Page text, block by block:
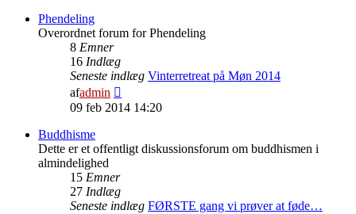
Phendeling
Overordnet forum for Phendeling
8 Emner
16 Indlæg
Seneste indlæg Vinterretreat på Møn 2014
afadmin
det
09 feb 2014 14:20
Buddhisme
Dette er et offentligt diskussionsforum om buddhismen i
almindelighed
15 Emner
27 Indlæg
Seneste indlæg FØRSTE gang vi prøver at føde…